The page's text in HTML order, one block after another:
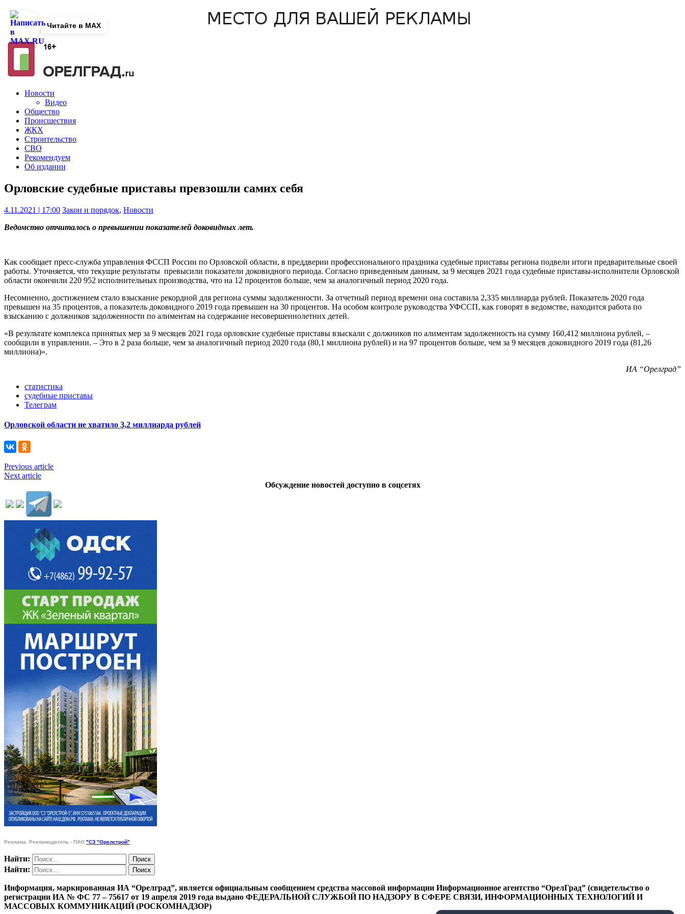
Новости
Видео
Общество
Происшествия
ЖКХ
Строительство
СВО
Рекомендуем
Об издании
Орловские судебные приставы превзошли самих себя
4.11.2021 | 17:00 Закон и порядок, Новости
Ведомство отчиталось о превышении показателей доковидных лет.
Как сообщает пресс-служба управления ФССП России по Орловской области, в преддверии профессионального праздника судебные приставы региона подвели итоги предварительные своей
работы. Уточняется, что текущие результаты превысили показатели доковидного периода. Согласно приведенным данным, за 9 месяцев 2021 года судебные приставы-исполнители Орловской
области окончили 220 952 исполнительных производства, что на 12 процентов больше, чем за аналогичный период 2020 года.
Несомненно, достижением стало взыскание рекордной для региона суммы задолженности. За отчетный период времени она составила 2,335 миллиарда рублей. Показатель 2020 года
превышен на 35 процентов, а показатель доковидного 2019 года превышен на 30 процентов. На особом контроле руководства УФССП, как говорят в ведомстве, находится работа по
взысканию с должников задолженности по алиментам на содержание несовершеннолетних детей.
«В результате комплекса принятых мер за 9 месяцев 2021 года орловские судебные приставы взыскали с должников по алиментам задолженность на сумму 160,412 миллиона рублей, –
сообщили в управлении. – Это в 2 раза больше, чем за аналогичный период 2020 года (80,1 миллиона рублей) и на 97 процентов больше, чем за 9 месяцев доковидного 2019 года (81,26
миллиона)».
ИА “Орелград”
статистика
судебные приставы
Телеграм
Орловской области не хватило 3,2 миллиарда рублей
Previous article
Next article
Обсуждение новостей доступно в соцсетях
Реклама. Рекламодатель - ПАО "СЗ "Орелстрой"
Найти:
Найти:
Информация, маркированная ИА “Орелград”, является официальным сообщением средства массовой информации Информационное агентство “ОрелГрад” (свидетельство о
регистрации ИА № ФС 77 – 75617 от 19 апреля 2019 года выдано ФЕДЕРАЛЬНОЙ СЛУЖБОЙ ПО НАДЗОРУ В СФЕРЕ СВЯЗИ, ИНФОРМАЦИОННЫХ ТЕХНОЛОГИЙ И
МАССОВЫХ КОММУНИКАЦИЙ (РОСКОМНАДЗОР)
Читайте в MAX